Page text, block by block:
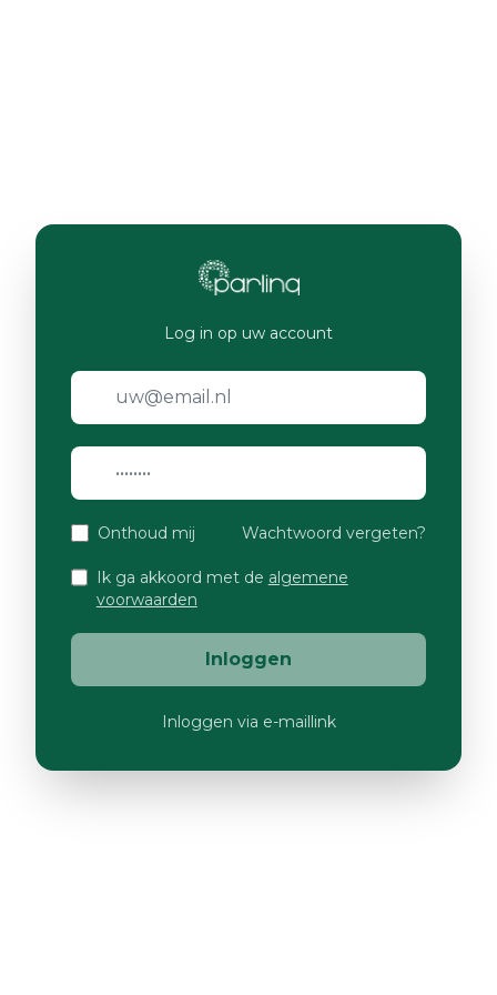
Log in op uw account
Onthoud mij Wachtwoord vergeten?
Ik ga akkoord met de algemene
voorwaarden
Inloggen
Inloggen via e-maillink